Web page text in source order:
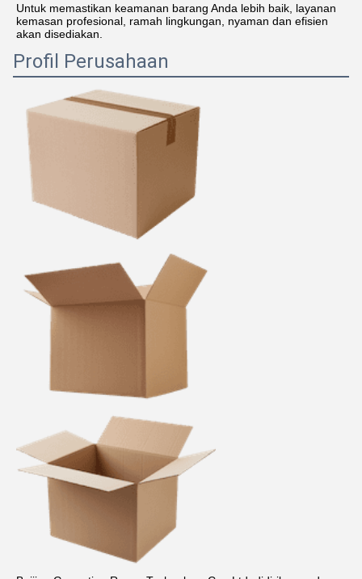
Untuk memastikan keamanan barang Anda lebih baik, layanan
kemasan profesional, ramah lingkungan, nyaman dan efisien
akan disediakan.
Profil Perusahaan